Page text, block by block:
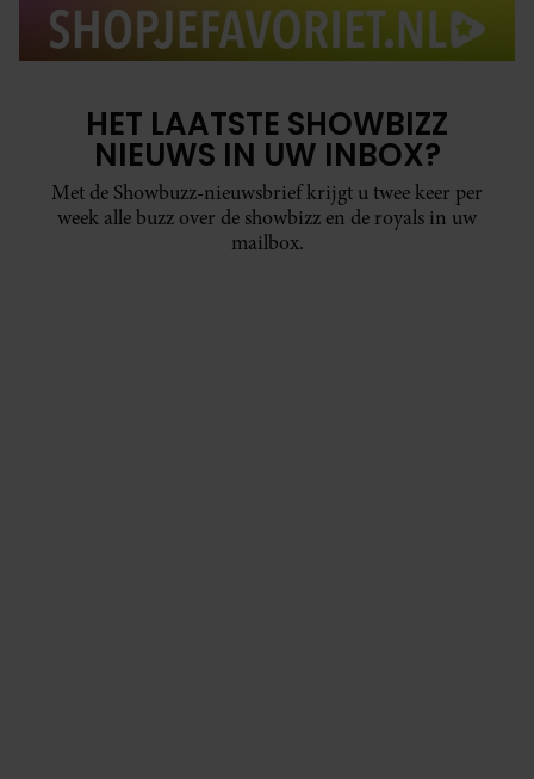
HET LAATSTE SHOWBIZZ
NIEUWS IN UW INBOX?
Met de Showbuzz-nieuwsbrief krijgt u twee keer per
week alle buzz over de showbizz en de royals in uw
mailbox.